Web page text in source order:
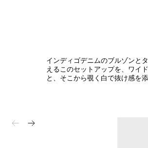
インディゴデニムのブルゾンと
えるこのセットアップを、ワイ
と、そこから覗く白で抜け感を